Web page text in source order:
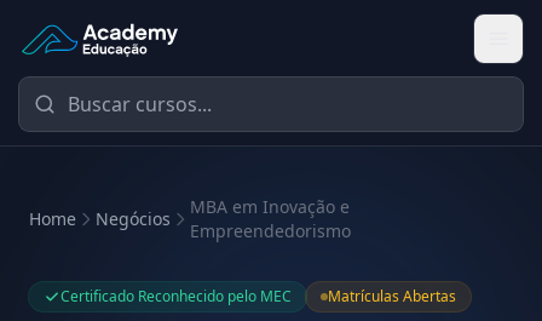
Academy Educação — Página Inicial
Home Negócios
MBA em Inovação e
Empreendedorismo
Certificado Reconhecido pelo MEC Matrículas Abertas